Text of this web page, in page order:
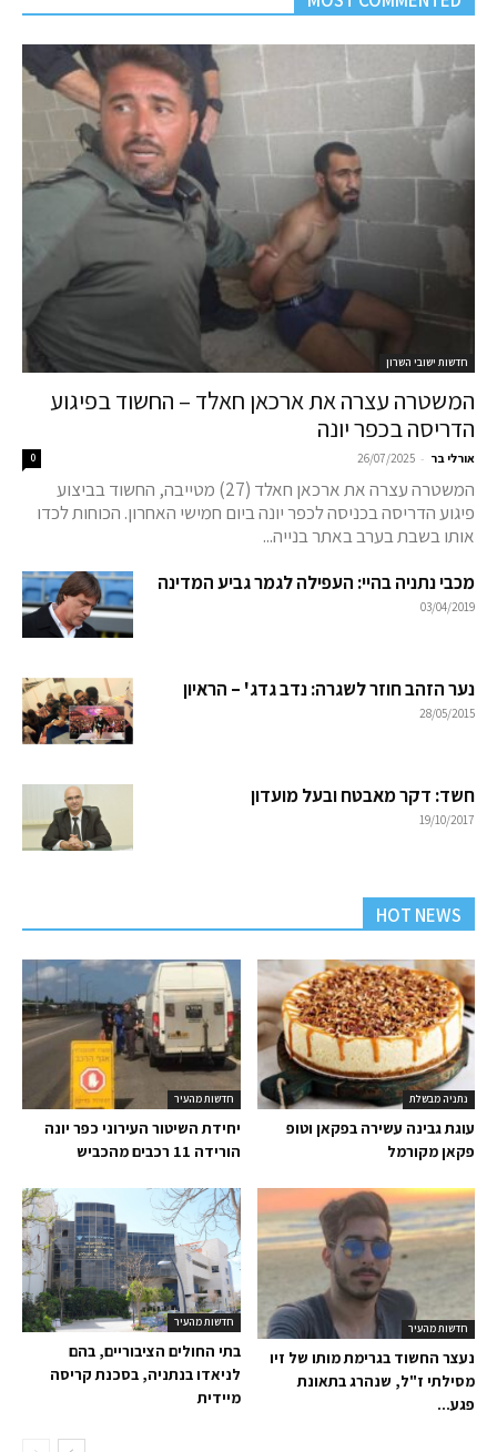
חדשות ישובי השרון
המשטרה עצרה את ארכאן חאלד – החשוד בפיגוע
הדריסה בכפר יונה
אורלי בר -
26/07/2025
0
המשטרה עצרה את ארכאן חאלד (27) מטייבה, החשוד בביצוע
פיגוע הדריסה בכניסה לכפר יונה ביום חמישי האחרון. הכוחות לכדו
אותו בשבת בערב באתר בנייה...
מכבי נתניה בהיי: העפילה לגמר גביע המדינה
03/04/2019
נער הזהב חוזר לשגרה: נדב גדג' – הראיון
28/05/2015
חשד: דקר מאבטח ובעל מועדון
19/10/2017
HOT NEWS
חדשות מהעיר
יחידת השיטור העירוני כפר יונה
הורידה 11 רכבים מהכביש
נתניה מבשלת
עוגת גבינה עשירה בפקאן וטופ
פקאן מקורמל
חדשות מהעיר
בתי החולים הציבוריים, בהם
לניאדו בנתניה, בסכנת קריסה
מיידית​
חדשות מהעיר
נעצר החשוד בגרימת מותו של זיו
מסילתי ז"ל, שנהרג בתאונת
פגע...